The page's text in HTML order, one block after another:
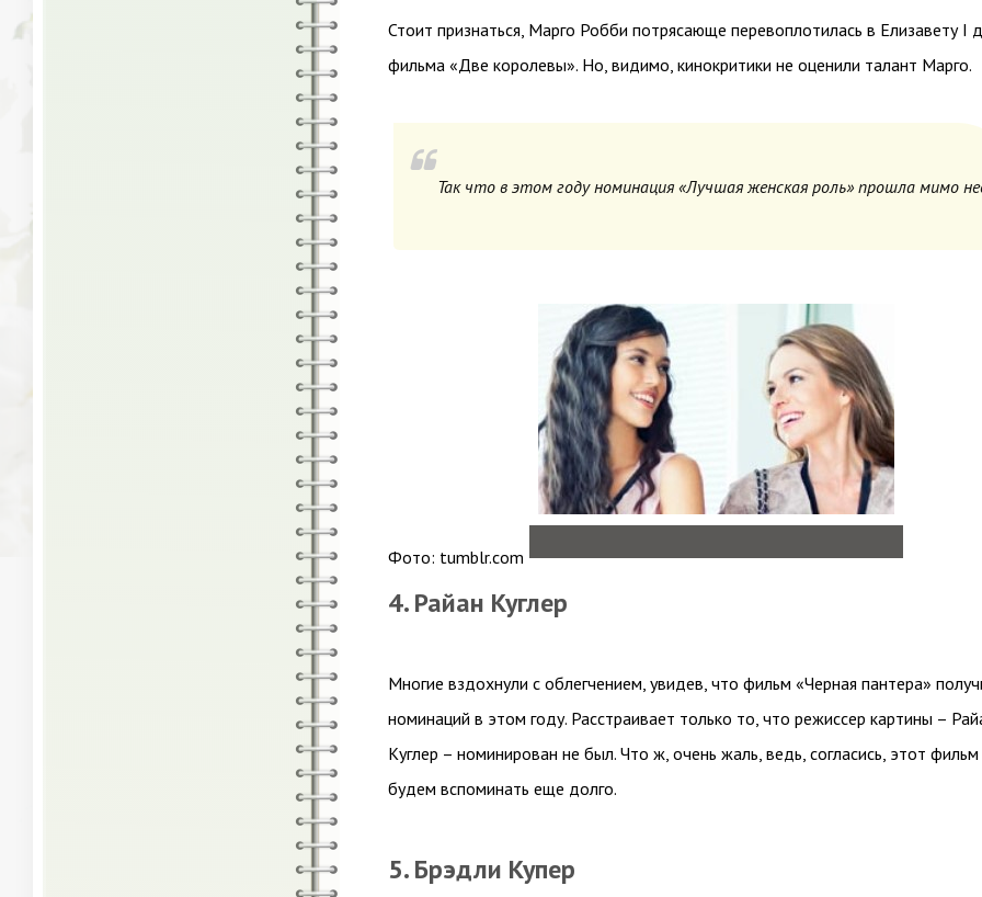
Стоит признаться, Марго Робби потрясающе перевоплотилась в Елизавету I
фильма «Две королевы». Но, видимо, кинокритики не оценили талант Марго.
Так что в этом году номинация «Лучшая женская роль» прошла мимо
Фото: tumblr.com
4. Райан Куглер
Многие вздохнули с облегчением, увидев, что фильм «Черная пантера»
номинаций в этом году. Расстраивает только то, что режиссер картины –
Куглер – номинирован не был. Что ж, очень жаль, ведь, согласись, этот
будем вспоминать еще долго.
5. Брэдли Купер